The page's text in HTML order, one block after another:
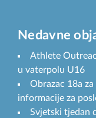
Nedavne
Athlete
u vaterpolu U16
Obrazac 18a
informacije za
Svjetski tjedan